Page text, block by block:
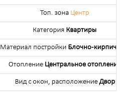
Топ. зона Центр
Категория Квартиры
Материал постройки Блочно-
Отопление Центральное отопление
Вид с окон, расположение Двор